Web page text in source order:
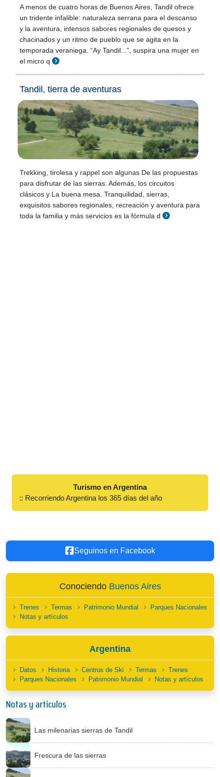
A menos de cuatro horas de Buenos Aires, Tandil ofrece
un tridente infalible: naturaleza serrana para el descanso
y la aventura, intensos sabores regionales de quesos y
chacinados y un ritmo de pueblo que se agita en la
temporada veraniega. “Ay Tandil...”, suspira una mujer en
el micro q
Tandil, tierra de aventuras
Trekking, tirolesa y rappel son algunas De las propuestas
para disfrutar de las sierras. Además, los circuitos
clásicos y La buena mesa. Tranquilidad, sierras,
exquisitos sabores regionales, recreación y aventura para
toda la familia y más servicios es la fórmula d
Turismo en Argentina
:: Recorriendo Argentina los 365 días del año
Seguinos en Facebook
Conociendo Buenos Aires
Trenes Termas Patrimonio Mundial
Parques Nacionales
Notas y artículos
Argentina
Datos Historia Centros de Ski Termas
Trenes
Parques Nacionales
Patrimonio Mundial Notas y artículos
Notas y artículos
Las milenarias sierras de Tandil
Frescura de las sierras